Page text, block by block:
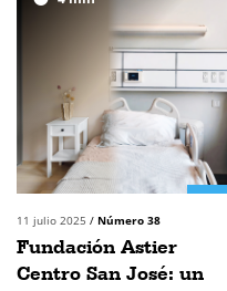
11 julio 2025 / Número 38
Fundación Astier
Centro San José: un